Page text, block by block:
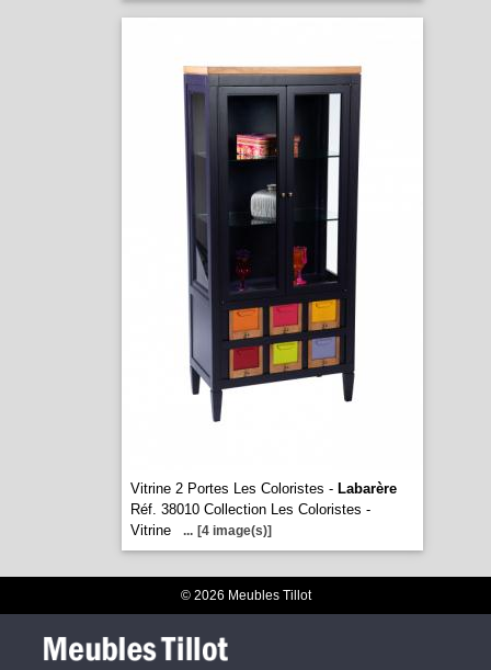
Vitrine 2 Portes Les Coloristes - Labarère
Réf. 38010 Collection Les Coloristes -
Vitrine
... [4 image(s)]
© 2026 Meubles Tillot